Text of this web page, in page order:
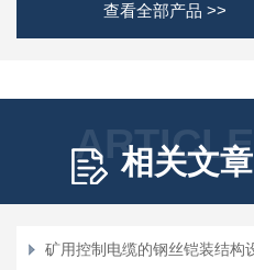
查看全部产品 >>
ARTICLE
相关文章